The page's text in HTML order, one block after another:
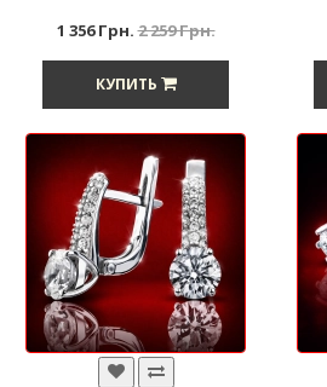
1 356 Грн.2 259 Грн.
КУПИТЬ